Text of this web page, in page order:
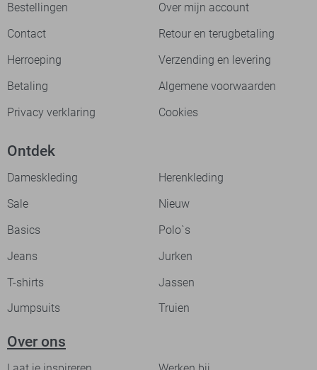
Bestellingen
Over mijn account
Contact
Retour en terugbetaling
Herroeping
Verzending en levering
Betaling
Algemene voorwaarden
Privacy verklaring
Cookies
Ontdek
Dameskleding
Herenkleding
Sale
Nieuw
Basics
Polo`s
Jeans
Jurken
T-shirts
Jassen
Jumpsuits
Truien
Over ons